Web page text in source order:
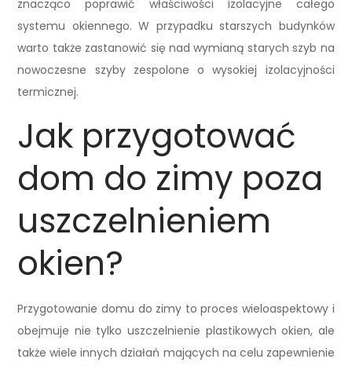
znacząco poprawić właściwości izolacyjne całego
systemu okiennego. W przypadku starszych budynków
warto także zastanowić się nad wymianą starych szyb na
nowoczesne szyby zespolone o wysokiej izolacyjności
termicznej.
Jak przygotować
dom do zimy poza
uszczelnieniem
okien?
Przygotowanie domu do zimy to proces wieloaspektowy i
obejmuje nie tylko uszczelnienie plastikowych okien, ale
także wiele innych działań mających na celu zapewnienie